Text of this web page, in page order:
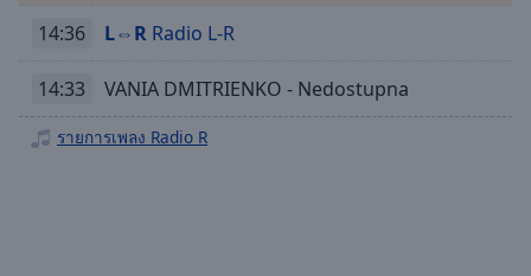
subtitles
opens
settings
14:36 L⇔R Radio L-R
14:33 VANIA DMITRIENKO - Nedostupna
รายการเพลง Radio R